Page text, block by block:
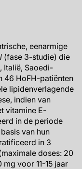
eenarmige
(fase 3-studie) die
Italië, Saoedi-
46 HoFH-patiënten
lipidenverlagende
indien van
vitamine E-
in de periode
van hun
in 3
doses: 20
voor 11-15 jaar